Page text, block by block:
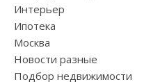
Интерьер
Ипотека
Москва
Новости разные
Подбор недвижимости